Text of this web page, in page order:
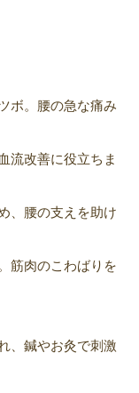
ボ。腰の急な痛み
流改善に役立ちま
、腰の支えを助け
筋肉のこわばりを
、鍼やお灸で刺激